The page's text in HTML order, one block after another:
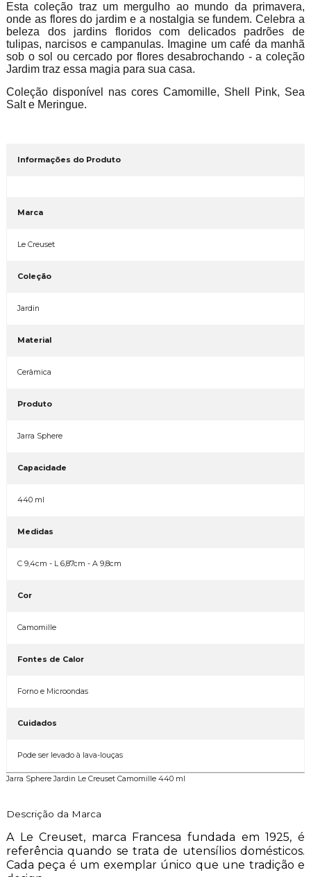
Esta coleção traz um mergulho ao mundo da primavera,
onde as flores do jardim e a nostalgia se fundem. Celebra a
beleza dos jardins floridos com delicados padrões de
tulipas, narcisos e campanulas. Imagine um café da manhã
sob o sol ou cercado por flores desabrochando - a coleção
Jardim traz essa magia para sua casa.
Coleção disponível nas cores Camomille, Shell Pink, Sea
Salt e Meringue.
Informações do Produto
Marca
Le Creuset
Coleção
Jardin
Material
Cerâmica
Produto
Jarra Sphere
Capacidade
440 ml
Medidas
C 9,4cm - L 6,87cm - A 9,8cm
Cor
Camomille
Fontes de Calor
Forno e Microondas
Cuidados
Pode ser levado à lava-louças
Jarra Sphere Jardin Le Creuset Camomille 440 ml
Descrição da Marca
A Le Creuset, marca Francesa fundada em 1925, é
referência quando se trata de utensílios domésticos.
Cada peça é um exemplar único que une tradição e